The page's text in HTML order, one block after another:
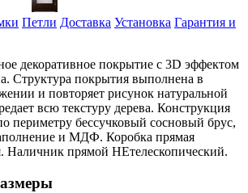
Петли Доставка Установка Гарантия и
декоративное покрытие с 3D эффектом
Структура покрытия выполнена в
и повторяет рисунок натуральной
всю текстуру дерева. Конструкция
периметру бессучковый сосновый брус,
и МДФ. Коробка прямая
Наличник прямой НЕтелескопический.